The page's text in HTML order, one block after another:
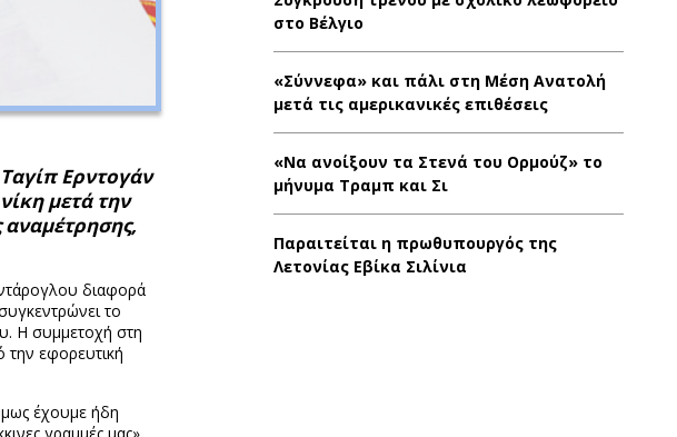
Ερντογάν
μετά την
διαφορά
το
Η συμμετοχή στη
την εφορευτική
έχουμε ήδη
στο Βέλγιο
«Σύννεφα» και πάλι στη Μέση Ανατολή
μετά τις αμερικανικές επιθέσεις
«Να ανοίξουν τα Στενά του Ορμούζ» το
μήνυμα Τραμπ και Σι
Παραιτείται η πρωθυπουργός της
Λετονίας Εβίκα Σιλίνια